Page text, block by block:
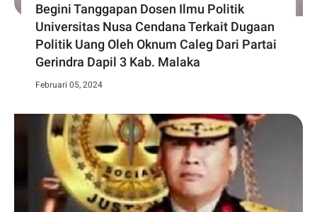
Begini Tanggapan Dosen Ilmu Politik
Universitas Nusa Cendana Terkait Dugaan
Politik Uang Oleh Oknum Caleg Dari Partai
Gerindra Dapil 3 Kab. Malaka
Februari 05, 2024